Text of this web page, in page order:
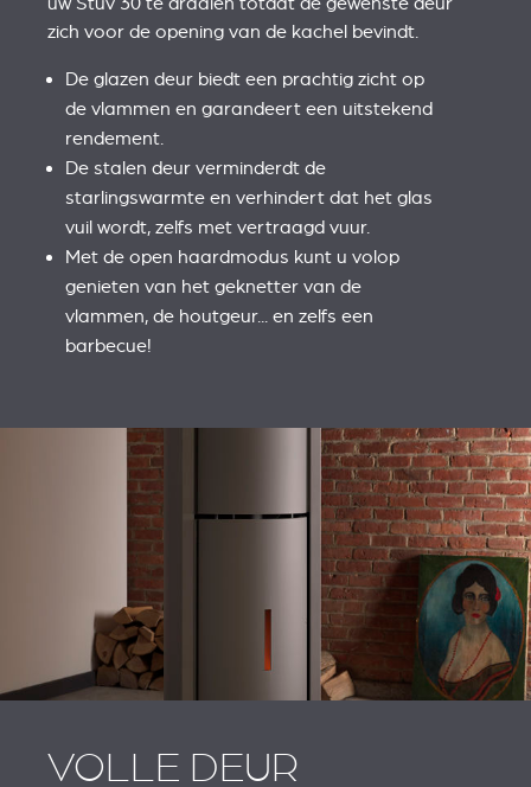
zich voor de opening van de kachel bevindt.
De glazen deur biedt een prachtig zicht op
de vlammen en garandeert een uitstekend
rendement.
De stalen deur verminderdt de
starlingswarmte en verhindert dat het glas
vuil wordt, zelfs met vertraagd vuur.
Met de open haardmodus kunt u volop
genieten van het geknetter van de
vlammen, de houtgeur... en zelfs een
barbecue!
VOLLE DEUR